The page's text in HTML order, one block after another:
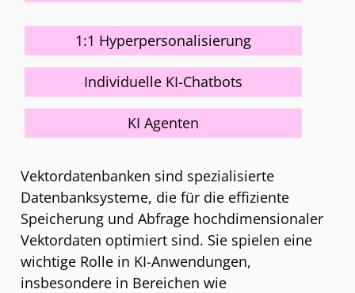
1:1 Hyperpersonalisierung
Individuelle KI-Chatbots
KI Agenten
Vektordatenbanken sind spezialisierte
Datenbanksysteme, die für die effiziente
Speicherung und Abfrage hochdimensionaler
Vektordaten optimiert sind. Sie spielen eine
wichtige Rolle in KI-Anwendungen,
insbesondere in Bereichen wie